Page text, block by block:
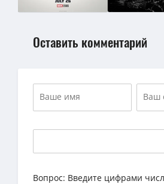
Оставить комментарий
Вопрос: Введите цифрами